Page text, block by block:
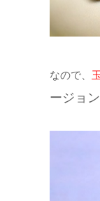
なので、
ージョン